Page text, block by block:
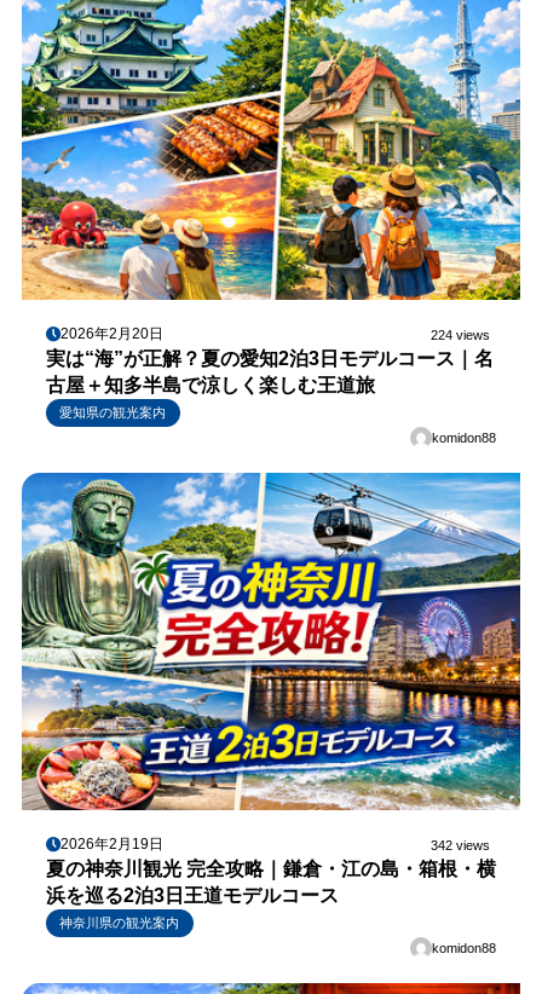
2026年2月20日 224 views
実は“海”が正解？夏の愛知2泊3日モデルコース｜名
古屋＋知多半島で涼しく楽しむ王道旅
愛知県の観光案内
komidon88
2026年2月19日 342 views
夏の神奈川観光 完全攻略｜鎌倉・江の島・箱根・横
浜を巡る2泊3日王道モデルコース
神奈川県の観光案内
komidon88